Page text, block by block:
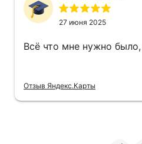
27 июня 2025
Всё что мне нужно
Отзыв Яндекс.Карты